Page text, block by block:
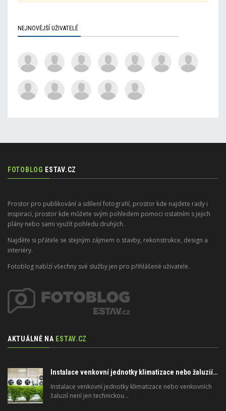
NEJNOVĚJŠÍ UŽIVATELÉ
FOTOBLOG ESTAV.CZ
Prostor pro publikování a sdílení fotografií, prostor kde najdete rady i
inspiraci, prostor kde můžete svým pohledem pomoci ostatním s jejich
plány nebo sami využít pohledu druhých.
Najděte si přátele se stejným zájmem o stavby, rekonstrukce, design a
interiéry.
Fotoblog nabízí všechny své služby jen pro přihlášené uživatele.
AKTUÁLNĚ NA ESTAV.CZ
Instalace venkovní jednotky klimatizace nebo žaluzií podléhá jasným právním pravidlům
Instalace venkovní jednotky klimatizace nebo venkovních
žaluzií není jen technickou…